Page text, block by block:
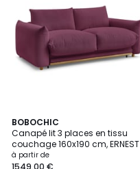
BOBOCHIC
Canapé lit 3 places en tissu
couchage 160x190 cm, ERNEST
à partir de
1549,00 €
9
Couleurs